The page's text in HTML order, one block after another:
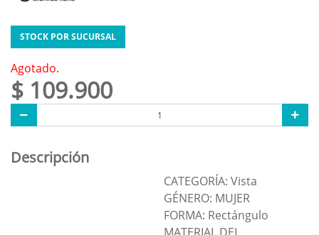
STOCK POR SUCURSAL
Agotado.
$ 109.900
Descripción
CATEGORÍA: Vista
GÉNERO: MUJER
FORMA: Rectángulo